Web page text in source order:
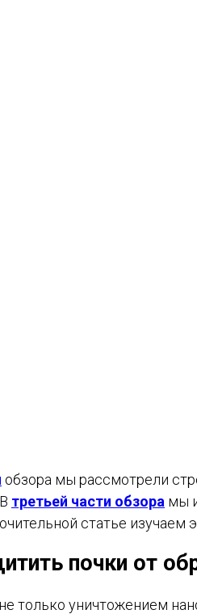
обзора мы рассмотрели
третьей части обзора мы
статье
почки от
только уничтожением